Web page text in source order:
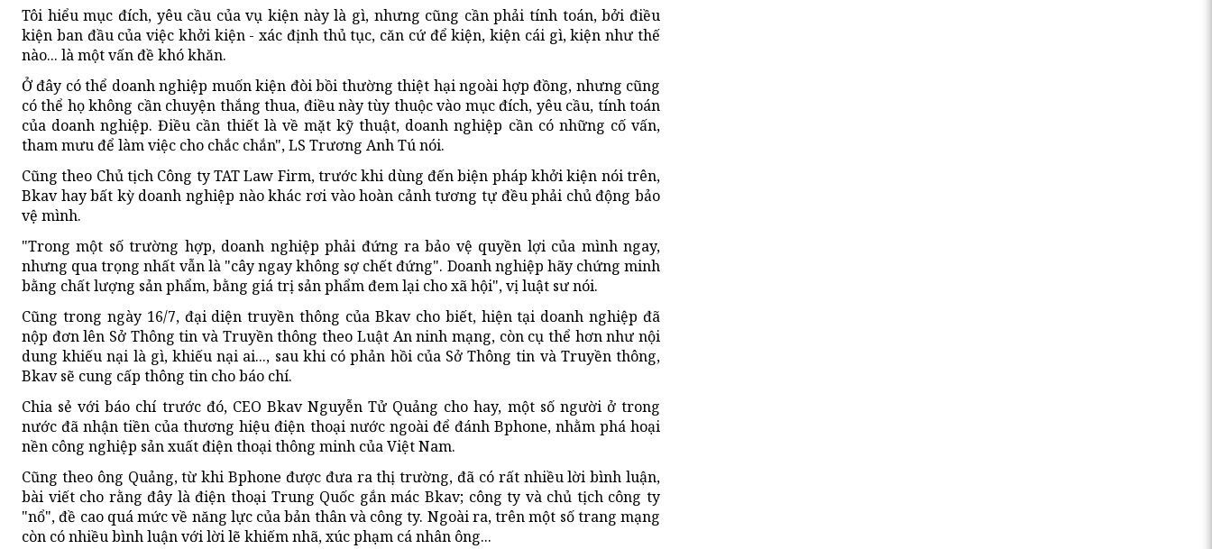
Tôi hiểu mục đích, yêu cầu của vụ kiện này là gì, nhưng cũng cần phải tính toán, bởi điều
kiện ban đầu của việc khởi kiện - xác định thủ tục, căn cứ để kiện, kiện cái gì, kiện như thế
nào... là một vấn đề khó khăn.
Ở đây có thể doanh nghiệp muốn kiện đòi bồi thường thiệt hại ngoài hợp đồng, nhưng cũng
có thể họ không cần chuyện thắng thua, điều này tùy thuộc vào mục đích, yêu cầu, tính toán
của doanh nghiệp. Điều cần thiết là về mặt kỹ thuật, doanh nghiệp cần có những cố vấn,
tham mưu để làm việc cho chắc chắn", LS Trương Anh Tú nói.
Cũng theo Chủ tịch Công ty TAT Law Firm, trước khi dùng đến biện pháp khởi kiện nói trên,
Bkav hay bất kỳ doanh nghiệp nào khác rơi vào hoàn cảnh tương tự đều phải chủ động bảo
vệ mình.
"Trong một số trường hợp, doanh nghiệp phải đứng ra bảo vệ quyền lợi của mình ngay,
nhưng qua trọng nhất vẫn là "cây ngay không sợ chết đứng". Doanh nghiệp hãy chứng minh
bằng chất lượng sản phẩm, bằng giá trị sản phẩm đem lại cho xã hội", vị luật sư nói.
Cũng trong ngày 16/7, đại diện truyền thông của Bkav cho biết, hiện tại doanh nghiệp đã
nộp đơn lên Sở Thông tin và Truyền thông theo Luật An ninh mạng, còn cụ thể hơn như nội
dung khiếu nại là gì, khiếu nại ai..., sau khi có phản hồi của Sở Thông tin và Truyền thông,
Bkav sẽ cung cấp thông tin cho báo chí.
Chia sẻ với báo chí trước đó, CEO Bkav Nguyễn Tử Quảng cho hay, một số người ở trong
nước đã nhận tiền của thương hiệu điện thoại nước ngoài để đánh Bphone, nhằm phá hoại
nền công nghiệp sản xuất điện thoại thông minh của Việt Nam.
Cũng theo ông Quảng, từ khi Bphone được đưa ra thị trường, đã có rất nhiều lời bình luận,
bài viết cho rằng đây là điện thoại Trung Quốc gắn mác Bkav; công ty và chủ tịch công ty
"nổ", đề cao quá mức về năng lực của bản thân và công ty. Ngoài ra, trên một số trang mạng
còn có nhiều bình luận với lời lẽ khiếm nhã, xúc phạm cá nhân ông...